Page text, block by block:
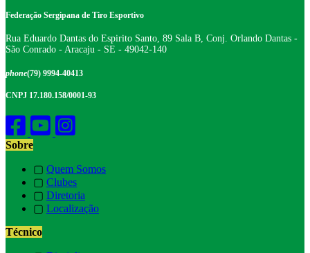
Federação Sergipana de Tiro Esportivo
Rua Eduardo Dantas do Espirito Santo, 89 Sala B, Conj. Orlando Dantas -
São Conrado - Aracaju - SE - 49042-140
phone(79) 9994-40413
CNPJ 17.180.158/0001-93
Sobre
▢ Quem Somos
▢ Clubes
▢ Diretoria
▢ Localização
Técnico